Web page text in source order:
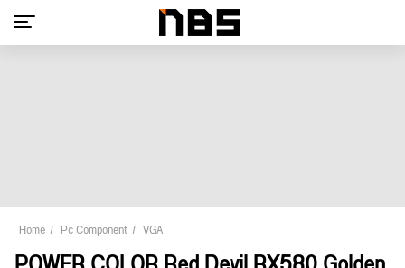
Home Pc Component VGA